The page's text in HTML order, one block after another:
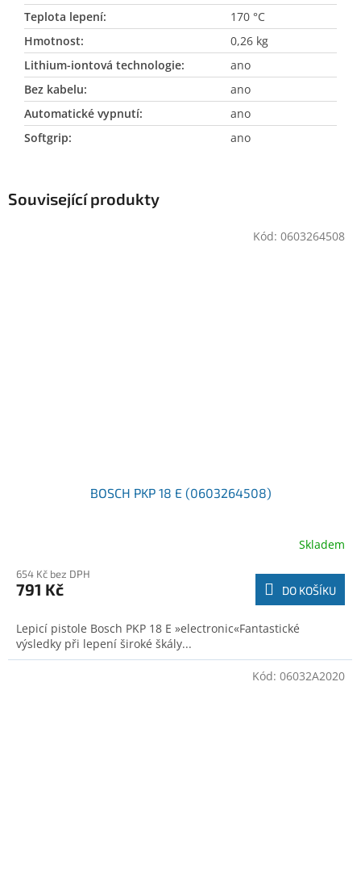
Související produkty
BOSCH PKP 18 E (0603264508)
Skladem
654 Kč bez DPH
791 Kč DO KOŠÍKU
Lepicí pistole Bosch PKP 18 E »electronic«Fantastické
výsledky při lepení široké škály...
Kód: 0603264508
Kód: 06032A2020
Teplota lepení:
170 °C
Hmotnost:
0,26 kg
Lithium-iontová technologie:
ano
Bez kabelu:
ano
Automatické vypnutí:
ano
Softgrip: ano